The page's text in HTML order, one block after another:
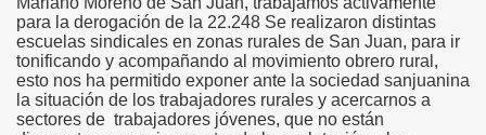
para la derogación de la 22.248 Se realizaron distintas
escuelas sindicales en zonas rurales de San Juan, para ir
tonificando y acompañando al movimiento obrero rural,
esto nos ha permitido exponer ante la sociedad sanjuanina
la situación de los trabajadores rurales y acercarnos a
sectores de trabajadores jóvenes, que no están